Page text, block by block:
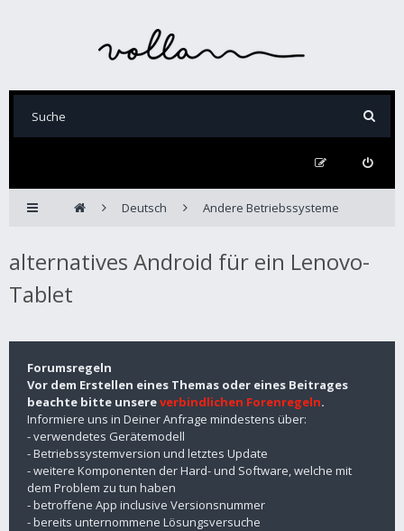
Deutsch Andere Betriebssysteme
alternatives Android für ein Lenovo-
Tablet
Forumsregeln
Vor dem Erstellen eines Themas oder eines Beitrages
beachte bitte unsereverbindlichen Forenregeln.
Informiere uns in Deiner Anfrage mindestens über:
- verwendetes Gerätemodell
- Betriebssystemversion und letztes Update
- weitere Komponenten der Hard- und Software, welche mit
dem Problem zu tun haben
- betroffene App inclusive Versionsnummer
- bereits unternommene Lösungsversuche